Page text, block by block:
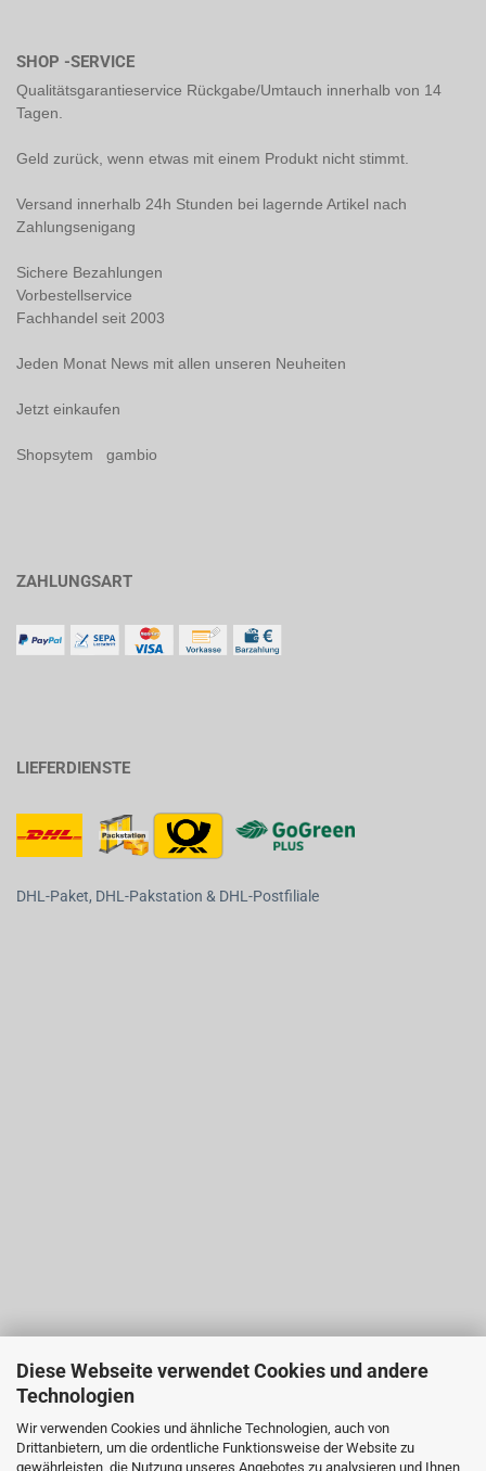
Diese Webseite verwendet Cookies und andere
Technologien
Wir verwenden Cookies und ähnliche Technologien, auch von
Drittanbietern, um die ordentliche Funktionsweise der Website zu
gewährleisten, die Nutzung unseres Angebotes zu analysieren und Ihnen
SHOP -SERVICE
Qualitätsgarantieservice Rückgabe/Umtauch innerhalb von 14
Tagen.
Geld zurück, wenn etwas mit einem Produkt nicht stimmt.
Versand innerhalb 24h Stunden bei lagernde Artikel nach
Zahlungsenigang
Sichere Bezahlungen
Vorbestellservice
Fachhandel seit 2003
Jeden Monat News mit allen unseren Neuheiten
Jetzt einkaufen
Shopsytem gambio
ZAHLUNGSART
LIEFERDIENSTE
DHL-Paket, DHL-Pakstation & DHL-Postfiliale